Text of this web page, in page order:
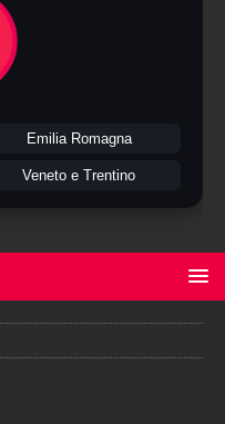
Emilia Romagna
Veneto e Trentino